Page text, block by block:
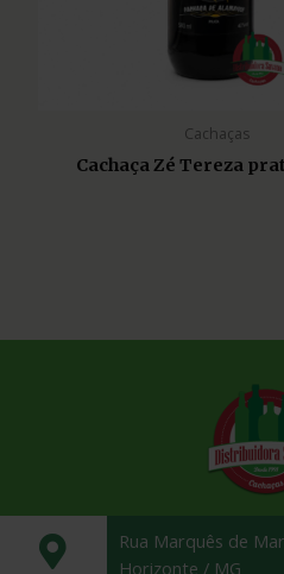
Cachaças
Cachaça Zé Tereza
Rua Marquês de
Horizonte / MG